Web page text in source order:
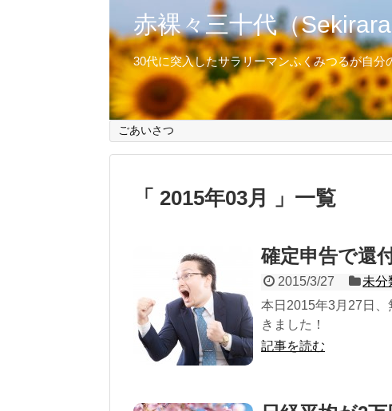
赤裸々三十代（Sekirara
30代に突入したサラリーマンふくみつるが自分
ごあいさつ
2015年03月 一覧
確定申告で還
2015/3/27
未分
本日2015年3月27日
きました！
記事を読む